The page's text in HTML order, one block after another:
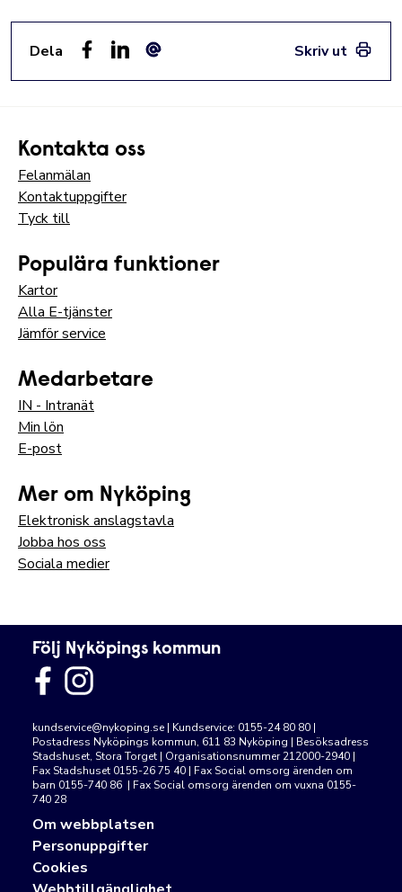
Dela
Skriv ut
Kontakta oss
Felanmälan
Kontaktuppgifter
Tyck till
Populära funktioner
Kartor
Alla E-tjänster
Jämför service
Medarbetare
IN - Intranät
Min lön
E-post
Mer om Nyköping
Elektronisk anslagstavla
Jobba hos oss
Sociala medier
Följ Nyköpings kommun
kundservice@nykoping.se | Kundservice: 0155-24 80 80 |
Postadress Nyköpings kommun, 611 83 Nyköping | Besöksadress
Stadshuset, Stora Torget | Organisationsnummer 212000-2940 |
Fax Stadshuset 0155-26 75 40 | Fax Social omsorg ärenden om
barn 0155-740 86 | Fax Social omsorg ärenden om vuxna 0155-
740 28
Om webbplatsen
Personuppgifter
Cookies